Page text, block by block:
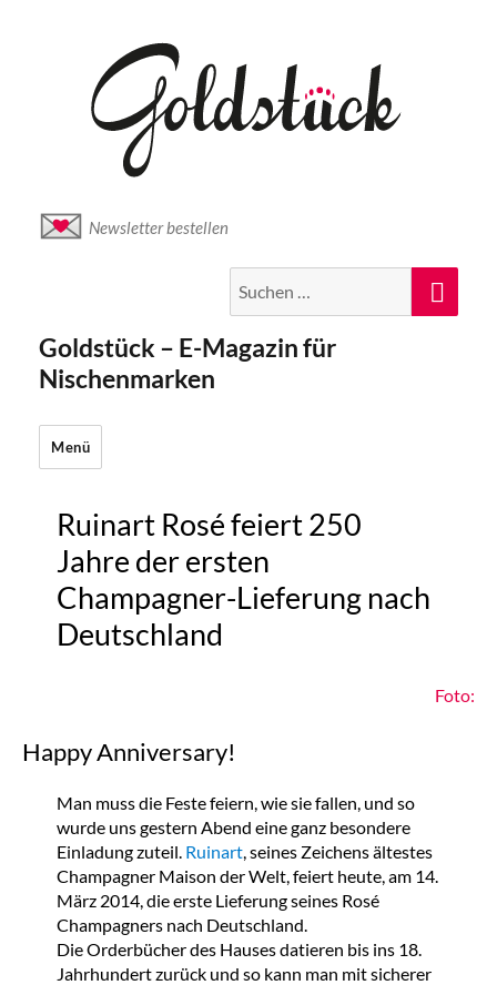
Newsletter bestellen
nach:
Goldstück – E-Magazin für
Nischenmarken
Menü
Ruinart Rosé feiert 250
Jahre der ersten
Champagner-Lieferung nach
Deutschland
Foto:
Happy Anniversary!
Man muss die Feste feiern, wie sie fallen, und so
wurde uns gestern Abend eine ganz besondere
Einladung zuteil. Ruinart, seines Zeichens ältestes
Champagner Maison der Welt, feiert heute, am 14.
März 2014, die erste Lieferung seines Rosé
Champagners nach Deutschland.
Die Orderbücher des Hauses datieren bis ins 18.
Jahrhundert zurück und so kann man mit sicherer